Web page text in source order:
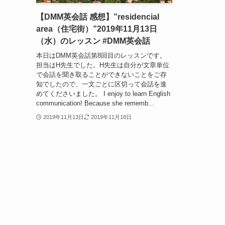
【DMM英会話 感想】”residencial
area（住宅街）”2019年11月13日
（水）のレッスン #DMM英会話
本日はDMM英会話第8回目のレッスンです。
担当はH先生でした。H先生は自分が文章単位
で会話を聞き取ることができないことをご存
知でしたので、一文ごとに区切って会話を進
めてくださいました。 I enjoy to learn English
communication! Because she rememb...
2019年11月13日 2019年11月18日